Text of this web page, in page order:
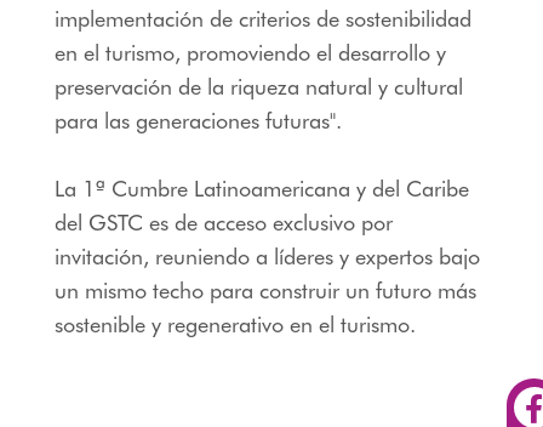
implementación de criterios de sostenibilidad
en el turismo, promoviendo el desarrollo y
preservación de la riqueza natural y cultural
para las generaciones futuras".
La 1ª Cumbre Latinoamericana y del Caribe
del GSTC es de acceso exclusivo por
invitación, reuniendo a líderes y expertos bajo
un mismo techo para construir un futuro más
sostenible y regenerativo en el turismo.